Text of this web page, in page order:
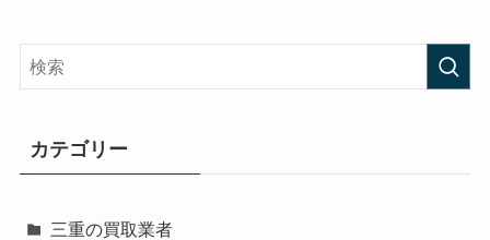
カテゴリー
三重の買取業者